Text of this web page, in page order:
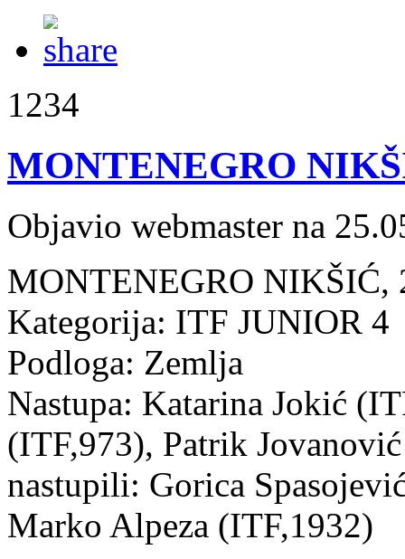
1234
MONTENEGRO
Objavio webmaster na
MONTENEGRO NIKŠIĆ,
Kategorija: ITF JUNIOR 4
Podloga: Zemlja
Nastupa: Katarina Jokić
(ITF,973), Patrik
nastupili: Gorica
Marko Alpeza (ITF,1932)